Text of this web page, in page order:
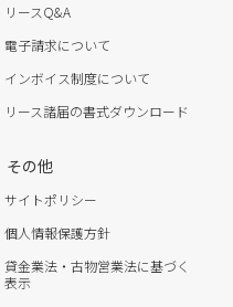
リースQ&A
電子請求について
インボイス制度について
リース諸届の書式ダウンロード
その他
サイトポリシー
個人情報保護方針
貸金業法・古物営業法に基づく
表示